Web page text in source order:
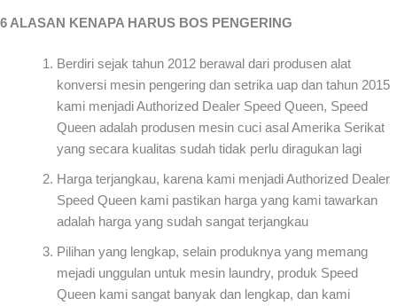
6 ALASAN KENAPA HARUS BOS PENGERING
Berdiri sejak tahun 2012 berawal dari produsen alat
konversi mesin pengering dan setrika uap dan tahun 2015
kami menjadi Authorized Dealer Speed Queen, Speed
Queen adalah produsen mesin cuci asal Amerika Serikat
yang secara kualitas sudah tidak perlu diragukan lagi
Harga terjangkau, karena kami menjadi Authorized Dealer
Speed Queen kami pastikan harga yang kami tawarkan
adalah harga yang sudah sangat terjangkau
Pilihan yang lengkap, selain produknya yang memang
mejadi unggulan untuk mesin laundry, produk Speed
Queen kami sangat banyak dan lengkap, dan kami